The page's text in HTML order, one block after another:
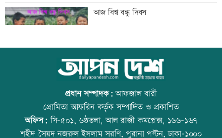
মেঘনার ভাঙনরোধে জিও ব্যাগ প্রকল্পে
অনিয়ম, এলাকাবাসীর মানববন্ধন
বাংলাদেশি পাঁচ হাজার কৃষি শ্রমিক নেবে
ওমান
স্বর্ণ খাতকে আনুষ্ঠানিক কাঠামোয় আনছে
আজ বিশ্ব বন্ধু দিবস
স্কুল ছাত্রীকে দলবদ্ধ ধর্ষণসহ ভিডিও ধারণ
প্রতিমন্ত্রীকে ঘিরে ভাইরাল ভিডিওতে ছবি
প্রধান সম্পাদক:আফজাল বারী
প্রোমিতা আফরিন কর্তৃক সম্পাদিত ও প্রকাশিত
অফিস:সি-৫০১, ৬ষ্ঠতলা, আল রাজী কমপ্লেক্স, ১৬৬-১৬৭
শহীদ সৈয়দ নজরুল ইসলাম সরণি, পুরানা পল্টন, ঢাকা-১০০০